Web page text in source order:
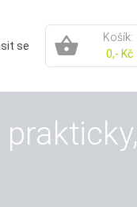
se
Košík:
0,- Kč